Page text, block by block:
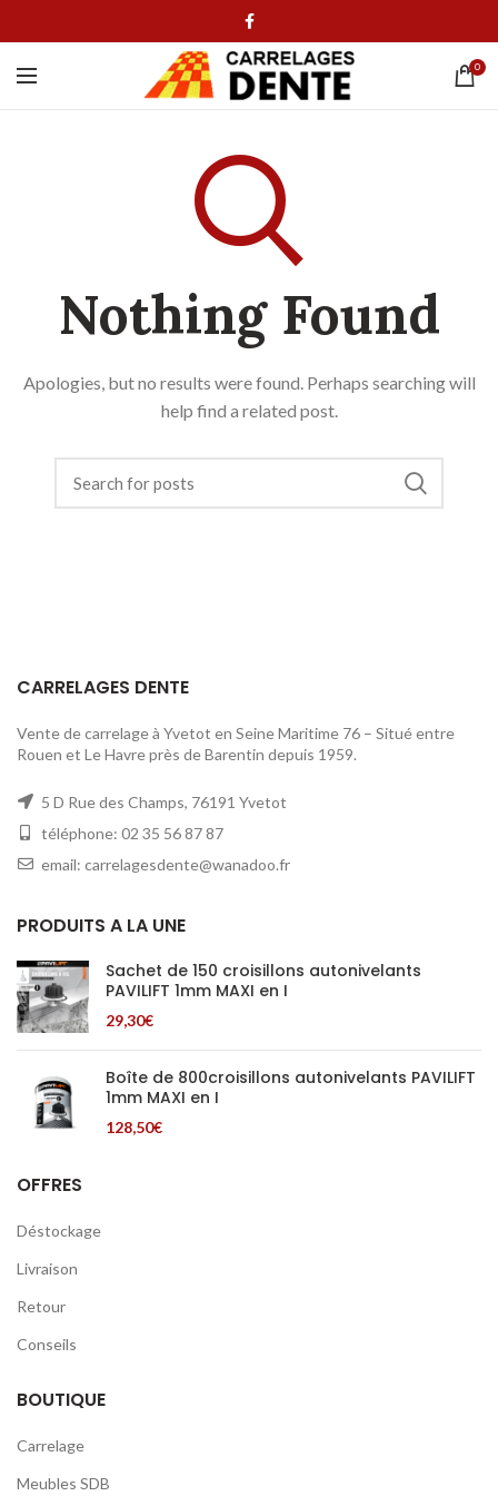
0
Nothing Found
Apologies, but no results were found. Perhaps searching will
help find a related post.
CARRELAGES DENTE
Vente de carrelage à Yvetot en Seine Maritime 76 – Situé entre
Rouen et Le Havre près de Barentin depuis 1959.
5 D Rue des Champs, 76191 Yvetot
téléphone: 02 35 56 87 87
email: carrelagesdente@wanadoo.fr
PRODUITS A LA UNE
Sachet de 150 croisillons autonivelants
PAVILIFT 1mm MAXI en I
29,30€
Boîte de 800croisillons autonivelants PAVILIFT
1mm MAXI en I
128,50€
OFFRES
Déstockage
Livraison
Retour
Conseils
BOUTIQUE
Carrelage
Meubles SDB